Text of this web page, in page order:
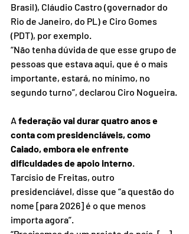
Brasil), Cláudio Castro (governador do
Rio de Janeiro, do PL) e Ciro Gomes
(PDT), por exemplo.
“Não tenha dúvida de que esse grupo de
pessoas que estava aqui, que é o mais
importante, estará, no mínimo, no
segundo turno”, declarou Ciro Nogueira.
A federação vai durar quatro anos e
conta com presidenciáveis, como
Caiado, embora ele enfrente
dificuldades de apoio interno.
Tarcísio de Freitas, outro
presidenciável, disse que “a questão do
nome [para 2026] é o que menos
importa agora”.